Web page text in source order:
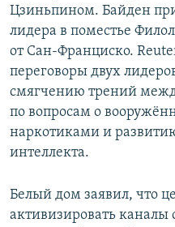
Цзиньпином. Байден
лидера в поместье
от Сан-Франциско.
переговоры двух
смягчению трений
по вопросам о
наркотиками и
интеллекта.
Белый дом заявил, что
активизировать каналы